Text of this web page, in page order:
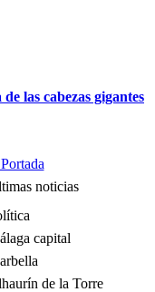
las cabezas gigantes
noticias
capital
de la Torre